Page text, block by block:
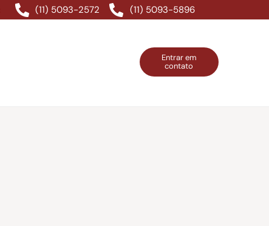
(11) 5093-2572 (11) 5093-5896
Entrar em
contato